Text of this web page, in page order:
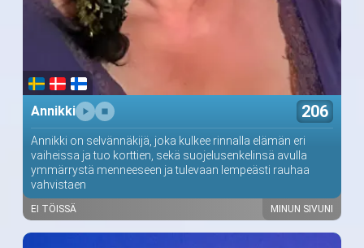
Annikki 206
Annikki on selvännäkijä, joka kulkee rinnalla elämän eri
vaiheissa ja tuo korttien, sekä suojelusenkelinsä avulla
ymmärrystä menneeseen ja tulevaan lempeästi rauhaa
vahvistaen
EI TÖISSÄ MINUN SIVUNI